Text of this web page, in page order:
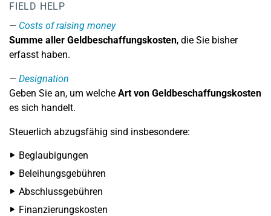
FIELD HELP
Costs of raising money
Summe aller Geldbeschaffungskosten, die Sie bisher
erfasst haben.
Designation
Geben Sie an, um welche Art von Geldbeschaffungskosten
es sich handelt.
Steuerlich abzugsfähig sind insbesondere:
Beglaubigungen
Beleihungsgebühren
Abschlussgebühren
Finanzierungskosten